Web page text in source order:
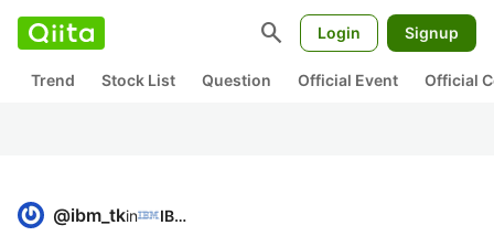
search Login Signup
Trend Stock List Question Official Event Official
@ibm_tkin IBM